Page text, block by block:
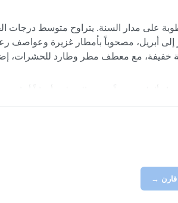
إلى أبريل، مصحوباً بأمطار غزيرة وعواصف
خفيفة، مع معطف مطر وطارد للحشرات،
قرطالة يبقى عاملاً لا يستهان به، إذ قد
قارن →